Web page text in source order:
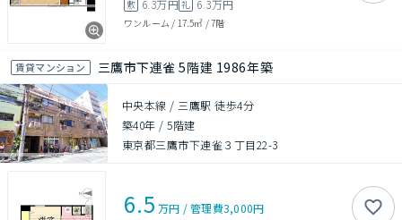
敷 6.3万円礼 6.3万円
ワンルーム / 17.5㎡ /7階
賃貸マンション 三鷹市下連雀 5階建 1986年築
中央本線 / 三鷹駅 徒歩4分
築40年 /5階建
東京都三鷹市下連雀３丁目22-3
6.5 万円 /管理費3,000円